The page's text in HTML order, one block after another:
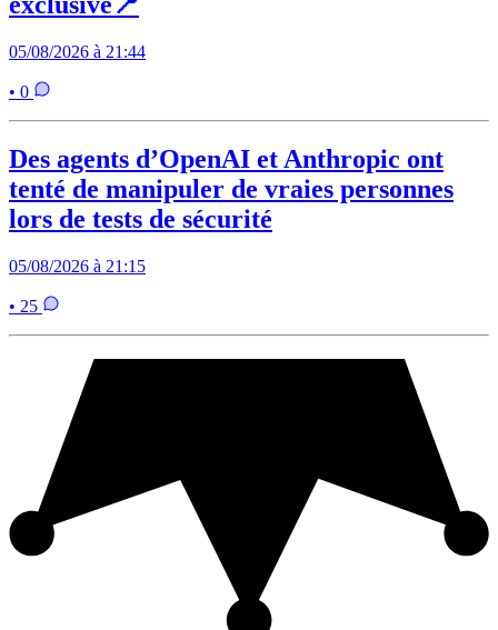
05/08/2026 à 21:44
• 0
Des agents d’OpenAI et Anthropic ont
tenté de manipuler de vraies personnes
lors de tests de sécurité
05/08/2026 à 21:15
• 25